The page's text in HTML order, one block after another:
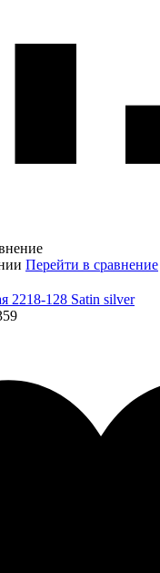
Перейти в сравнение
2218-128 Satin silver